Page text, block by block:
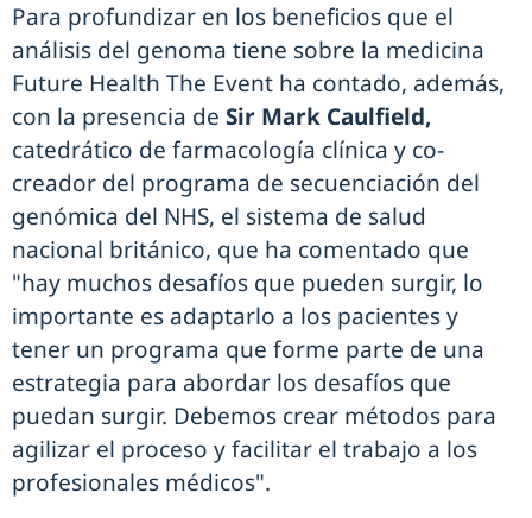
Para profundizar en los beneficios que el
análisis del genoma tiene sobre la medicina
Future Health The Event ha contado, además,
con la presencia de Sir Mark Caulfield,
catedrático de farmacología clínica y co-
creador del programa de secuenciación del
genómica del NHS, el sistema de salud
nacional británico, que ha comentado que
"hay muchos desafíos que pueden surgir, lo
importante es adaptarlo a los pacientes y
tener un programa que forme parte de una
estrategia para abordar los desafíos que
puedan surgir. Debemos crear métodos para
agilizar el proceso y facilitar el trabajo a los
profesionales médicos".